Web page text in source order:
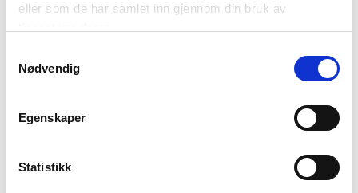
eller som de har samlet inn gjennom din bruk av
Nødvendig
Egenskaper
Statistikk
ISPINNEFORM
BLI MED!